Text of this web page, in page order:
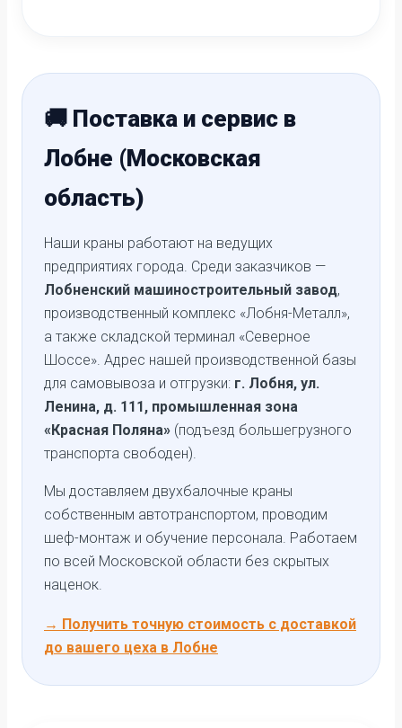
🚚 Поставка и сервис в
Лобне (Московская
область)
Наши краны работают на ведущих
предприятиях города. Среди заказчиков —
Лобненский машиностроительный завод,
производственный комплекс «Лобня-Металл»,
а также складской терминал «Северное
Шоссе». Адрес нашей производственной базы
для самовывоза и отгрузки: г. Лобня, ул.
Ленина, д. 111, промышленная зона
«Красная Поляна» (подъезд большегрузного
транспорта свободен).
Мы доставляем двухбалочные краны
собственным автотранспортом, проводим
шеф-монтаж и обучение персонала. Работаем
по всей Московской области без скрытых
наценок.
→ Получить точную стоимость с доставкой
до вашего цеха в Лобне